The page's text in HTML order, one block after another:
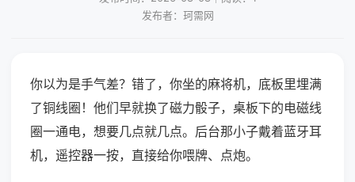
发布者：珂需网
你以为是手气差？错了，你坐的麻将机，底板里埋满
了铜线圈！他们早就换了磁力骰子，桌板下的电磁线
圈一通电，想要几点就几点。后台那小子戴着蓝牙耳
机，遥控器一按，直接给你喂牌、点炮。